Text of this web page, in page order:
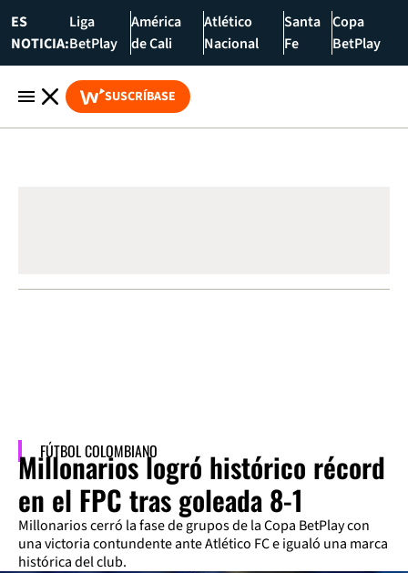
ES
NOTICIA:
Liga
BetPlay
América
de Cali
Atlético
Nacional
Santa
Fe
Copa
BetPlay
SUSCRÍBASE
FÚTBOL COLOMBIANO
Millonarios logró histórico récord
en el FPC tras goleada 8-1
Millonarios cerró la fase de grupos de la Copa BetPlay con
una victoria contundente ante Atlético FC e igualó una marca
histórica del club.